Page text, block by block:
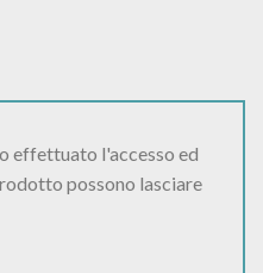
effettuato l'accesso ed
possono lasciare